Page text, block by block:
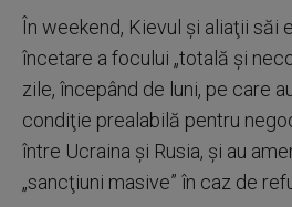
În weekend, Kievul şi aliaţii săi
încetare a focului „totală şi
zile, începând de luni, pe care
condiţie prealabilă pentru
între Ucraina şi Rusia, şi au
„sancţiuni masive” în caz de